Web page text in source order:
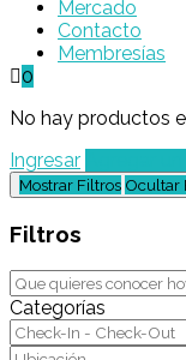
Mercado
Contacto
Membresías
0
No hay productos
Ingresar
Mostrar Filtros Ocultar
Filtros
Categorías